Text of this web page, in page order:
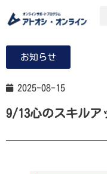
お知らせ
2025-08-15
9/13心のスキルア